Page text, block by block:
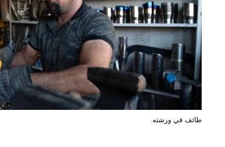
طائف في ورشته.